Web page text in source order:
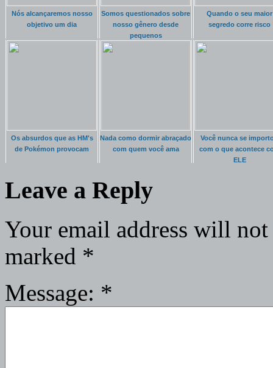
Nós alcançaremos nosso
objetivo um dia
Somos questionados sobre
nosso gênero desde
pequenos
Quando o seu maior
segredo corre risco
Os absurdos que as HM's
de Pokémon provocam
Nada como dormir abraçado
com quem você ama
Você nunca se
com o que acontece
ELE
Leave a Reply
Your email address will
marked *
Message: *